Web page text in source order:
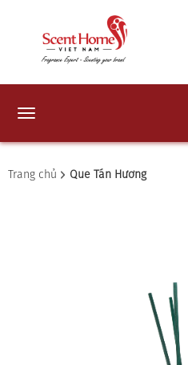
Toggle
Trang chủ Que Tán Hương